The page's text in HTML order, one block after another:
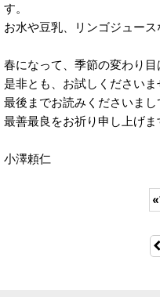
す。
お水や豆乳、リンゴジュース
春になって、季節の変わり
是非とも、お試しください
最後までお読みくださいまし
最善最良をお祈り申し上げ
小澤頼仁
«